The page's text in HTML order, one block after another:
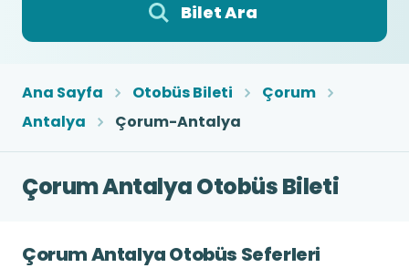
Bilet Ara
Ana Sayfa Otobüs Bileti
Çorum
Antalya
Çorum-Antalya
Çorum Antalya Otobüs Bileti
Çorum Antalya Otobüs Seferleri